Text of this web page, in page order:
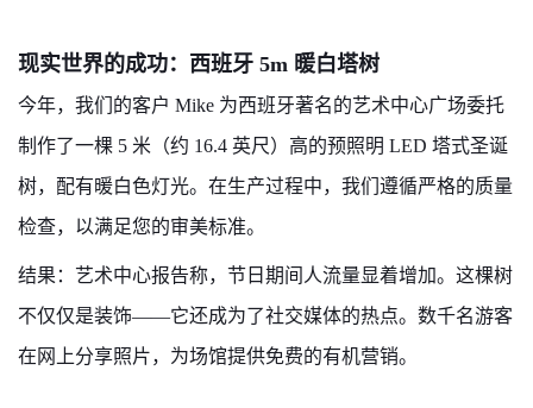
现实世界的成功：西班牙 5m 暖白塔树
今年，我们的客户 Mike 为西班牙著名的艺术中心广场委托
制作了一棵 5 米（约 16.4 英尺）高的预照明 LED 塔式圣诞
树，配有暖白色灯光。在生产过程中，我们遵循严格的质量
检查，以满足您的审美标准。
结果：艺术中心报告称，节日期间人流量显着增加。这棵树
不仅仅是装饰——它还成为了社交媒体的热点。数千名游客
在网上分享照片，为场馆提供免费的有机营销。